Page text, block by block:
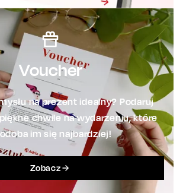
Voucher
na prezent idealny? Podaruj
chwile na wydarzeniu, które
im się najbardziej!
Zobacz